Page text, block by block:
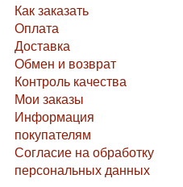
Как заказать
Оплата
Доставка
Обмен и возврат
Контроль качества
Мои заказы
Информация
покупателям
Согласие на обработку
персональных данных